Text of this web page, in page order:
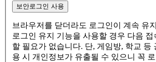
보안로그인 사용
브라우저를 닫더라도 로그인이 계속 유
로그인 유지 기능을 사용할 경우 다음 접
할 필요가 없습니다. 단, 게임방, 학교 등
용 시 개인정보가 유출될 수 있으니 꼭